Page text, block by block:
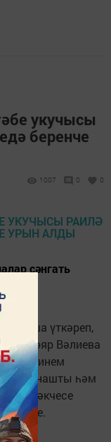
укучысы
беренче
1007 0 0
сәнгать
аша үткәреп,
Илсөяр Вәлиева
“Минем
катнашты һәм
Җитәкчесе